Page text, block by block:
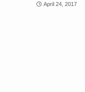
April 24, 2017